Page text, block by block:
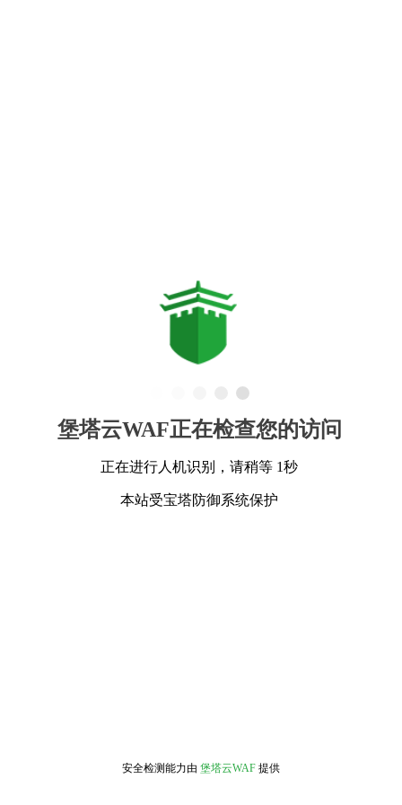
堡塔云WAF正在检查您的访问
正在进行人机识别，请稍等 1秒
本站受宝塔防御系统保护
安全检测能力由 堡塔云WAF 提供